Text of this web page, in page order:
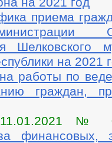
приема
Шелковского
на 2021
работы по
граждан,
11.01.2021 №
финансовых,